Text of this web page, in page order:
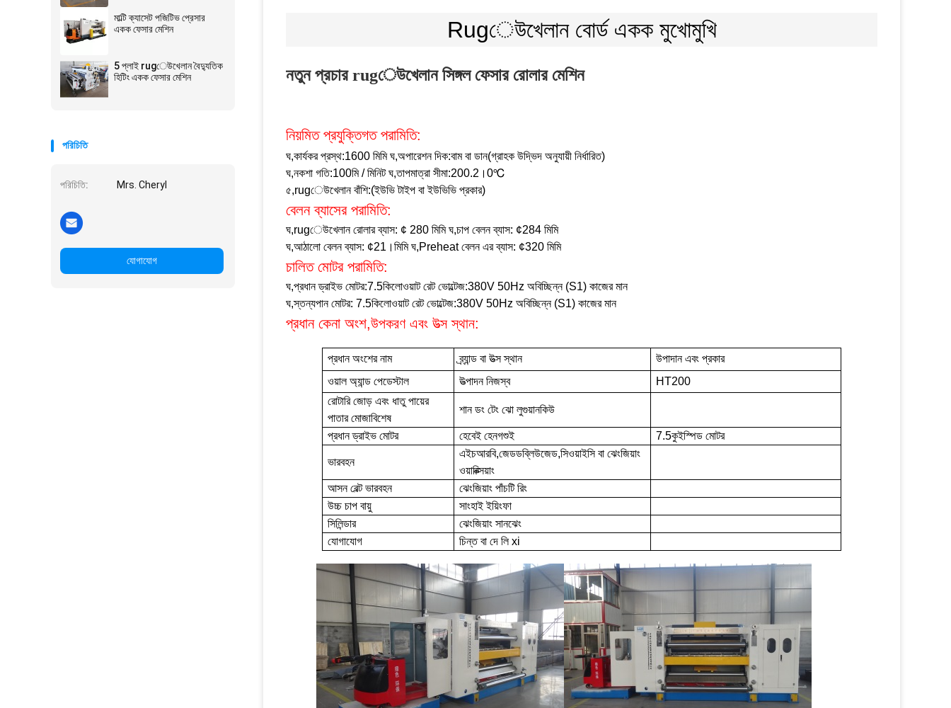
মাল্টি ক্যাসেট পজিটিভ প্রেসার
একক ফেসার মেশিন
5 প্লাই rugেউখেলান বৈদ্যুতিক
হিটিং একক ফেসার মেশিন
পরিচিতি
পরিচিতি: Mrs. Cheryl
যোগাযোগ
Rugেউখেলান বোর্ড একক মুখোমুখি
নতুন প্রচার rugেউখেলান সিঙ্গল ফেসার রোলার মেশিন
নিয়মিত প্রযুক্তিগত পরামিতি:
ঘ,কার্যকর প্রস্থ:1600 মিমি ঘ,অপারেশন দিক:বাম বা ডান(গ্রাহক উদ্ভিদ অনুযায়ী নির্ধারিত)
ঘ,নকশা গতি:100মি / মিনিট ঘ,তাপমাত্রা সীমা:200.2 । 0℃
৫,rugেউখেলান বাঁশি:(ইউভিটাইপ বাইউভিভি প্রকার)
বেলন ব্যাসের পরামিতি:
ঘ,rugেউখেলান রোলার ব্যাস: ¢ 280 মিমিঘ,চাপ বেলন ব্যাস: ¢284 মিমি
ঘ,আঠালো বেলন ব্যাস: ¢21 । মিমি ঘ,Preheat বেলন এর ব্যাস: ¢320 মিমি
চালিত মোটর পরামিতি:
ঘ,প্রধান ড্রাইভ মোটর:7.5কিলোওয়াট রেট ভোল্টেজ:380V 50Hz অবিচ্ছিন্ন (S1) কাজের মান
ঘ,স্তন্যপান মোটর: 7.5কিলোওয়াট রেট ভোল্টেজ:380V 50Hz অবিচ্ছিন্ন (S1) কাজের মান
প্রধান কেনা অংশ,উপকরণ এবং উত্স স্থান:
প্রধান অংশের নাম ব্র্যান্ড বা উত্স স্থান
উপাদান এবং প্রকার
ওয়াল অ্যান্ড পেডেস্টাল
উত্পাদন নিজস্ব
HT200
রোটারি জোড় এবং ধাতু পায়ের
পাতার মোজাবিশেষ
শান ডং টেং ঝো লুগুয়ানকিউ
প্রধান ড্রাইভ মোটর হেবেই হেনগশুই 7.5কুইস্পিড মোটর
ভারবহন
এইচআরবি,জেডডব্লিউজেড,সিওয়াইসিবা ঝেংজিয়াং
ওয়াঙ্ক্সিয়াং
আসন বেল্ট ভারবহন
ঝেংজিয়াং পাঁচটি রিং
উচ্চ চাপ বায়ু
সাংহাই ইয়িংফা
সিলিন্ডার
ঝেংজিয়াং সানঝেং
যোগাযোগ
চিন্ত বা দে লি xi